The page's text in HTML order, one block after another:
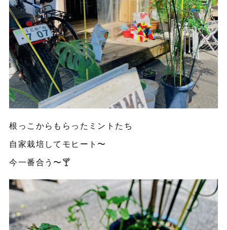
根っこからもらったミントたち
自家栽培してモヒート〜
今一番合う〜🍸